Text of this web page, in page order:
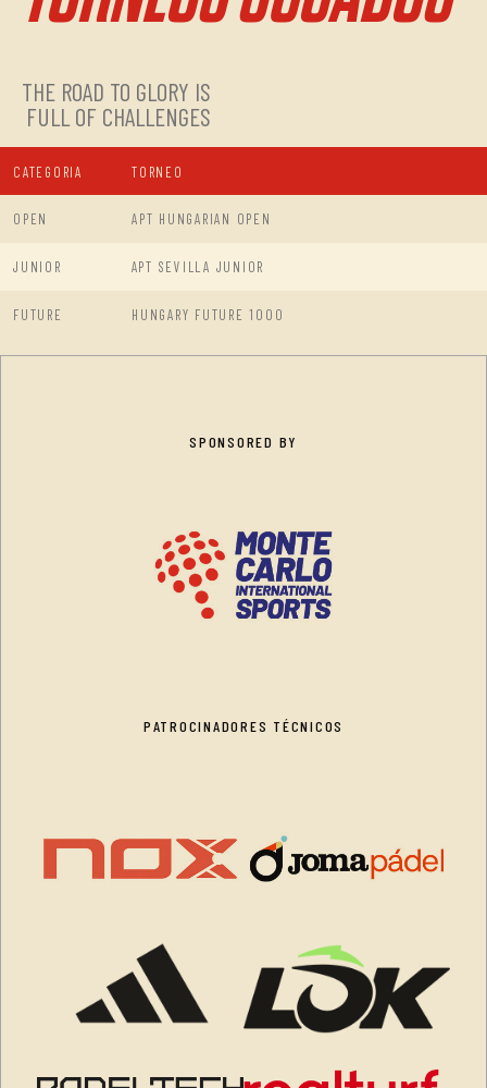
THE ROAD TO GLORY IS
FULL OF CHALLENGES
CATEGORIA TORNEO
OPEN APT HUNGARIAN OPEN
JUNIOR APT SEVILLA JUNIOR
FUTURE HUNGARY FUTURE 1000
SPONSORED BY
PATROCINADORES TÉCNICOS